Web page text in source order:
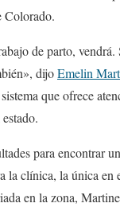
Colorado.
de parto,
dijoEmelin
que ofrece
para encontrar
la clínica, la única en
en la zona,